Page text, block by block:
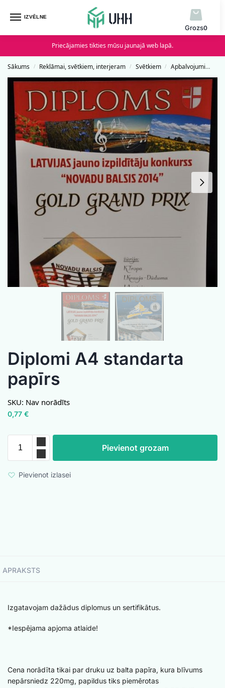
IZVĒLNE
0
Priecājamies tikties mūsu jaunajā web lapā.
Sākums / Reklāmai, svētkiem, interjeram / Svētkiem / Apbalvojumi
Diplomi A4 standarta
papīrs
SKU: Nav norādīts
0,77 €
Pievienot grozam
Pievienot izlasei
APRAKSTS
Izgatavojam dažādus diplomus un sertifikātus.
*Iespējama apjoma atlaide!
Cena norādīta tikai par druku uz balta papīra, kura blīvums
nepārsniedz 220mg, papildus tiks piemērotas